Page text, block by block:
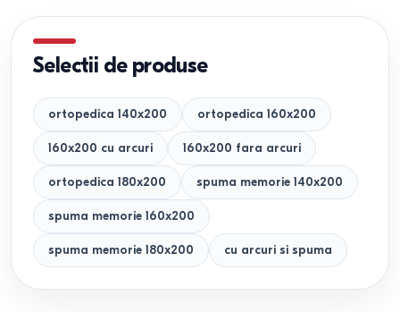
Selectii de produse
ortopedica 140x200 ortopedica 160x200
160x200 cu arcuri 160x200 fara arcuri
ortopedica 180x200 spuma memorie 140x200
spuma memorie 160x200
spuma memorie 180x200 cu arcuri si spuma